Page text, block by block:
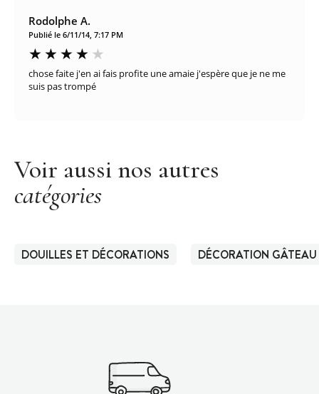
Rodolphe A.
Publié le 6/11/14, 7:17 PM
chose faite j'en ai fais profite une amaie j'espère que je ne me
suis pas trompé
Voir aussi nos autres
catégories
DOUILLES ET DÉCORATIONS DÉCORATION GÂTEAU